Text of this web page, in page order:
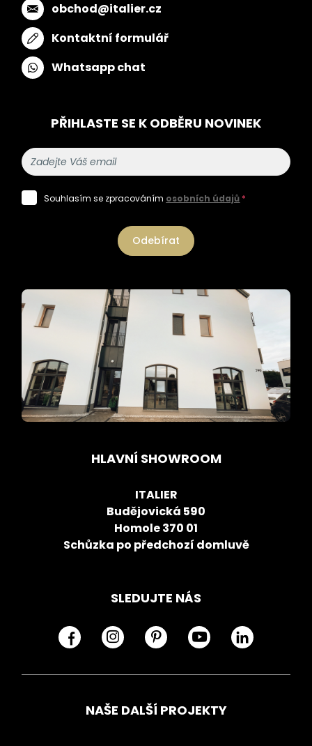
obchod@italier.cz
Kontaktní formulář
Whatsapp chat
PŘIHLASTE SE K ODBĚRU NOVINEK
Souhlasím se zpracováním osobních údajů *
Odebírat
HLAVNÍ SHOWROOM
ITALIER
Budějovická 590
Homole 370 01
Schůzka po předchozí domluvě
SLEDUJTE NÁS
NAŠE DALŠÍ PROJEKTY